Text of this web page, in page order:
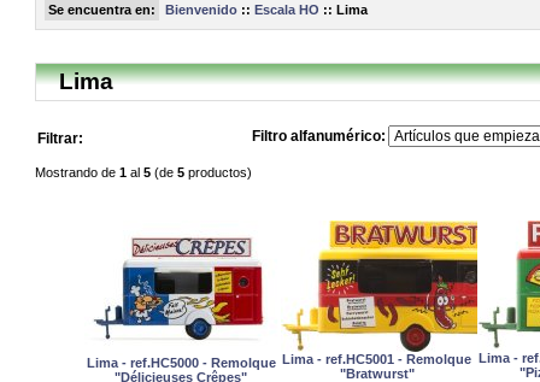
Se encuentra en: Bienvenido ::Escala HO ::Lima
Lima
Filtrar: Filtro alfanumérico:
Mostrando de 1al 5(de 5productos)
Lima - ref.HC5000 - Remolque
"Délicieuses Crêpes"
Lima - ref.HC5001 - Remolque
"Bratwurst"
Lima -